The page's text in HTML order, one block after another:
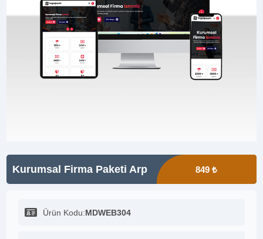
Kurumsal Firma Paketi Arp 849 ₺
Ürün Kodu:MDWEB304